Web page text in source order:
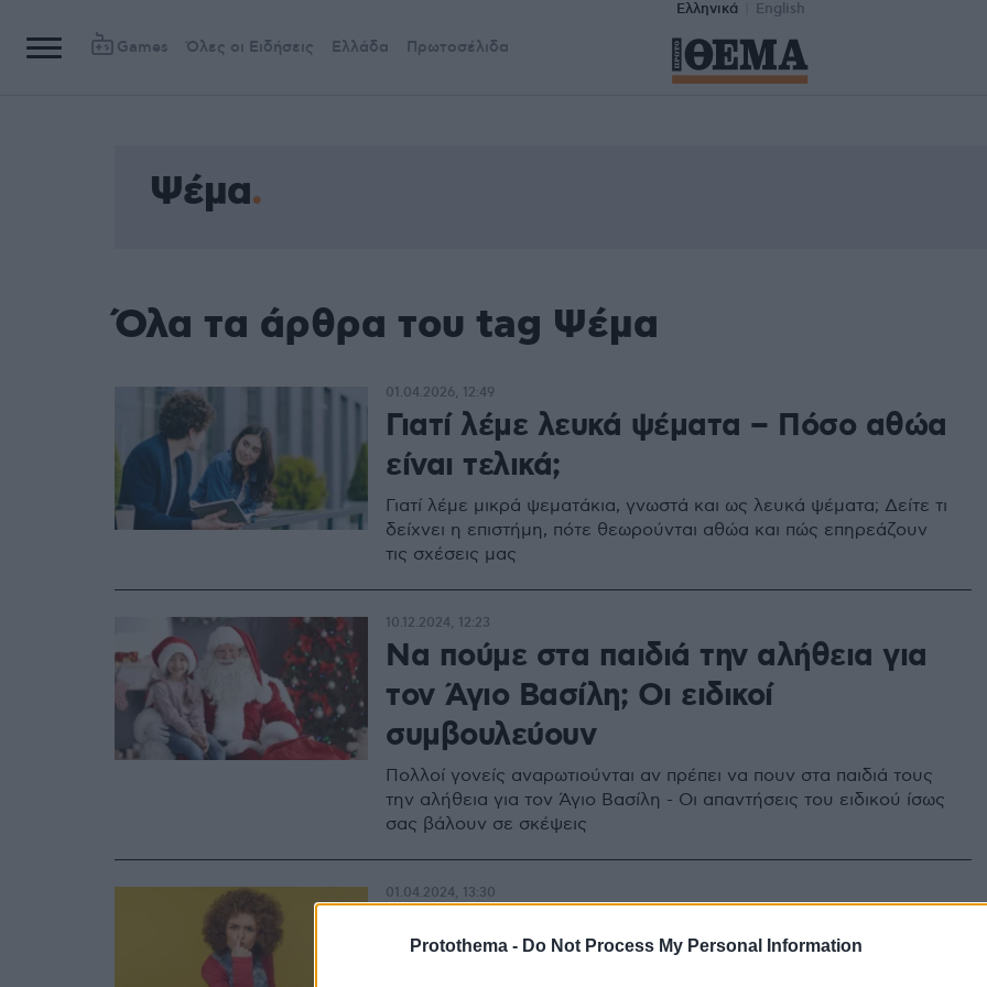
Protothema - Do Not Process My Personal Information
Ελληνικά English
Games Όλες οι Ειδήσεις Ελλάδα Πρωτοσέλιδα
Ψέμα
Όλα τα άρθρα του tag Ψέμα
Γιατί λέμε λευκά ψέματα – Πόσο αθώα
είναι τελικά;
Γιατί λέμε μικρά ψεματάκια, γνωστά και ως λευκά ψέματα; Δείτε τι
δείχνει η επιστήμη, πότε θεωρούνται αθώα και πώς επηρεάζουν
τις σχέσεις μας
01.04.2026, 12:49
Να πούμε στα παιδιά την αλήθεια για
τον Άγιο Βασίλη; Οι ειδικοί
συμβουλεύουν
Πολλοί γονείς αναρωτιούνται αν πρέπει να πουν στα παιδιά τους
την αλήθεια για τον Άγιο Βασίλη - Οι απαντήσεις του ειδικού ίσως
σας βάλουν σε σκέψεις
10.12.2024, 12:23
του να λέμε ψέματα
01.04.2024, 13:30